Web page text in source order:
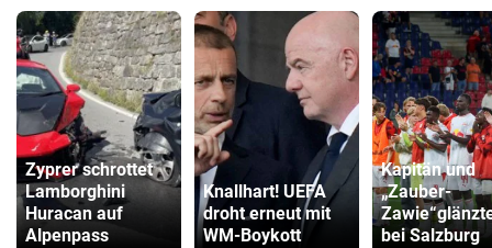
Zyprer schrottet
Lamborghini
Huracan auf
Alpenpass
Knallhart! UEFA
droht erneut mit
WM-Boykott
Kapitän und
„Zauber-
bei Salzburg